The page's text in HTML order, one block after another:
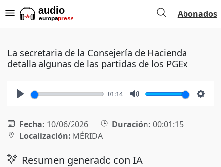
Abonados
La secretaria de la Consejería de Hacienda
detalla algunas de las partidas de los PGEx
01:14
Fecha: 10/06/2026 Duración: 00:01:15
Localización: MÉRIDA
Resumen generado con IA